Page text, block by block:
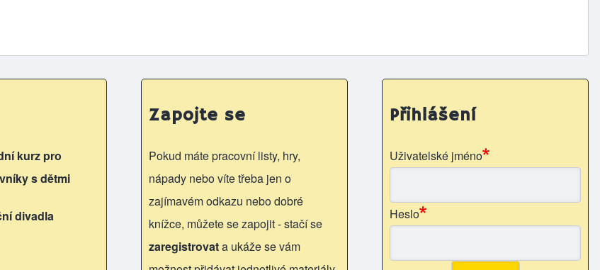
kurz pro
s dětmi
divadla
Zapojte se
Pokud máte pracovní listy, hry,
nápady nebo víte třeba jen o
zajímavém odkazu nebo dobré
knížce, můžete se zapojit - stačí se
zaregistrovata ukáže se vám
Přihlášení
Uživatelské jméno
Heslo